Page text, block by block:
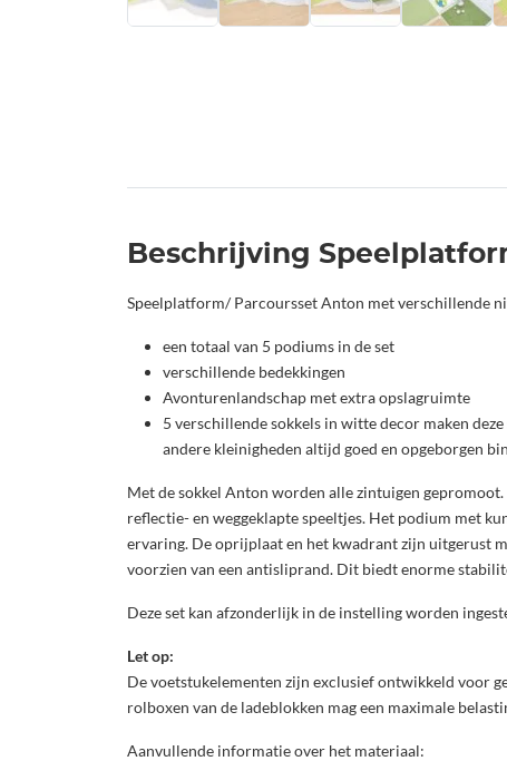
Beschrijving
Speelplatform/ Parcoursset Anton met verschillende
een totaal van 5 podiums in de set
verschillende bedekkingen
Avonturenlandschap met extra opslagruimte
5 verschillende sokkels in witte decor maken
andere kleinigheden altijd goed en opgeborgen
Met de sokkel Anton worden alle zintuigen
reflectie- en weggeklapte speeltjes. Het podium met
ervaring. De oprijplaat en het kwadrant zijn uitgerust
voorzien van een antisliprand. Dit biedt enorme
Deze set kan afzonderlijk in de instelling worden
Let op:
De voetstukelementen zijn exclusief ontwikkeld voor
rolboxen van de ladeblokken mag een maximale
Aanvullende informatie over het materiaal: